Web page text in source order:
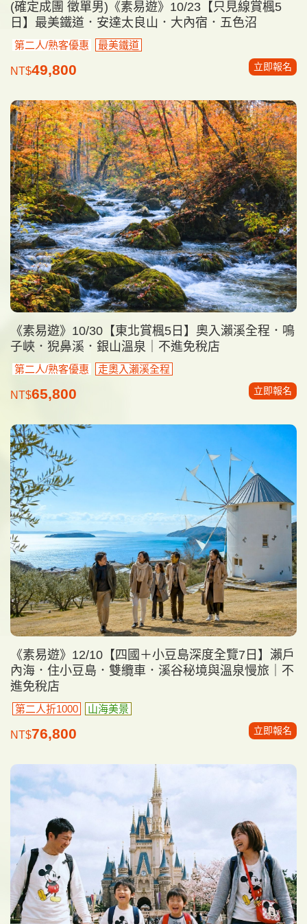
(確定成團 徵單男)《素易遊》10/23【只見線賞楓5
日】最美鐵道．安達太良山．大內宿．五色沼
第二人/熟客優惠 最美鐵道
NT$49,800 立即報名
《素易遊》10/30【東北賞楓5日】奧入瀨溪全程．鳴
子峽．猊鼻溪．銀山溫泉｜不進免稅店
第二人/熟客優惠 走奧入瀨溪全程
NT$65,800 立即報名
《素易遊》12/10【四國＋小豆島深度全覽7日】瀨戶
內海．住小豆島．雙纜車．溪谷秘境與溫泉慢旅｜不
進免稅店
第二人折1000 山海美景
NT$76,800 立即報名